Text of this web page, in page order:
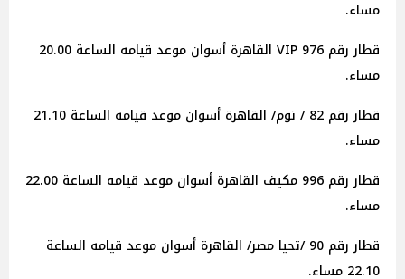
مساء.
قطار رقم 976 VIP القاهرة أسوان موعد قيامه الساعة 20.00
مساء.
قطار رقم 82 / نوم/ القاهرة أسوان موعد قيامه الساعة 21.10
مساء.
قطار رقم 996 مكيف القاهرة أسوان موعد قيامه الساعة 22.00
مساء.
قطار رقم 90 /تحيا مصر/ القاهرة أسوان موعد قيامه الساعة
22.10 مساء.